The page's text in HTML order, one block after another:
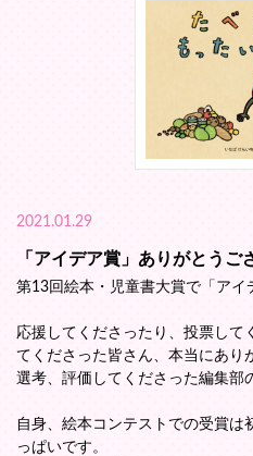
2021.01.29
「アイデア賞」ありがとうご
第13回絵本・児童書大賞で「アイ
応援してくださったり、投票して
てくださった皆さん、本当にあり
選考、評価してくださった編集部
自身、絵本コンテストでの受賞は
っぱいです。